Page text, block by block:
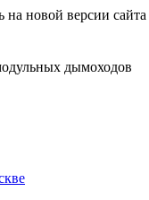
новой версии
дымоходов